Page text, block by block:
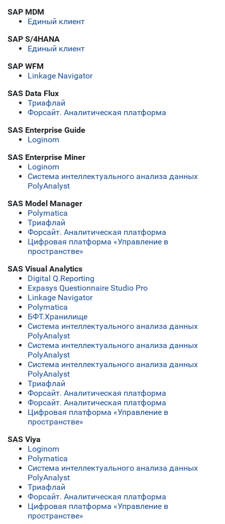
SAP MDM
Единый клиент
SAP S/4HANA
Единый клиент
SAP WFM
Linkage Navigator
SAS Data Flux
Триафлай
Форсайт. Аналитическая платформа
SAS Enterprise Guide
Loginom
SAS Enterprise Miner
Loginom
Система интеллектуального анализа данных
PolyAnalyst
SAS Model Manager
Polymatica
Триафлай
Форсайт. Аналитическая платформа
Цифровая платформа «Управление в
пространстве»
SAS Visual Analytics
Digital Q.Reporting
Expasys Questionnaire Studio Pro
Linkage Navigator
Polymatica
БФТ.Хранилище
Система интеллектуального анализа данных
PolyAnalyst
Система интеллектуального анализа данных
PolyAnalyst
Система интеллектуального анализа данных
PolyAnalyst
Триафлай
Форсайт. Аналитическая платформа
Форсайт. Аналитическая платформа
Цифровая платформа «Управление в
пространстве»
SAS Viya
Loginom
Polymatica
Система интеллектуального анализа данных
PolyAnalyst
Триафлай
Форсайт. Аналитическая платформа
Цифровая платформа «Управление в
пространстве»